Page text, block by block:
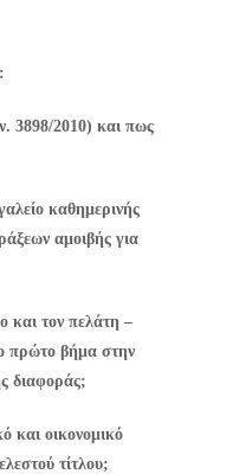
3898/2010) και πως
καθημερινής
αμοιβής για
και τον πελάτη –
πρώτο βήμα στην
διαφοράς;
και οικονομικό
τίτλου;